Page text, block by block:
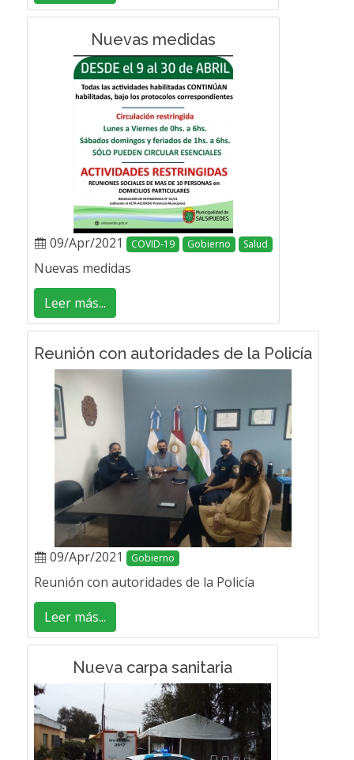
Nuevas medidas
09/Apr/2021 COVID-19 Gobierno Salud
Nuevas medidas
Leer más...
Reunión con autoridades de la Policía
09/Apr/2021 Gobierno
Reunión con autoridades de la Policía
Leer más...
Nueva carpa sanitaria